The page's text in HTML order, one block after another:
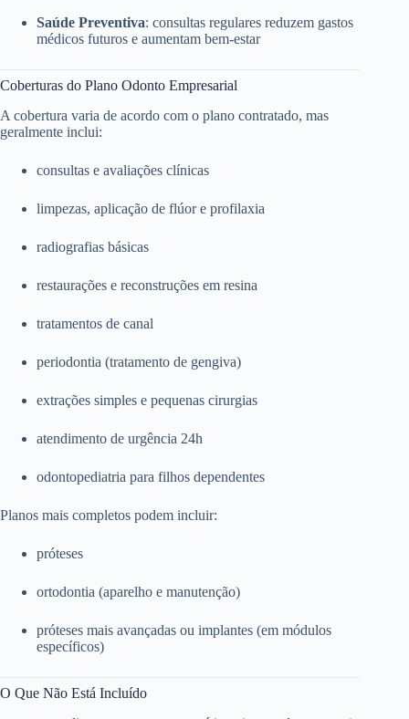
Saúde Preventiva: consultas regulares reduzem gastos
médicos futuros e aumentam bem-estar
Coberturas do Plano Odonto Empresarial
A cobertura varia de acordo com o plano contratado, mas
geralmente inclui:
consultas e avaliações clínicas
limpezas, aplicação de flúor e profilaxia
radiografias básicas
restaurações e reconstruções em resina
tratamentos de canal
periodontia (tratamento de gengiva)
extrações simples e pequenas cirurgias
atendimento de urgência 24h
odontopediatria para filhos dependentes
Planos mais completos podem incluir:
próteses
ortodontia (aparelho e manutenção)
próteses mais avançadas ou implantes (em módulos
específicos)
O Que Não Está Incluído